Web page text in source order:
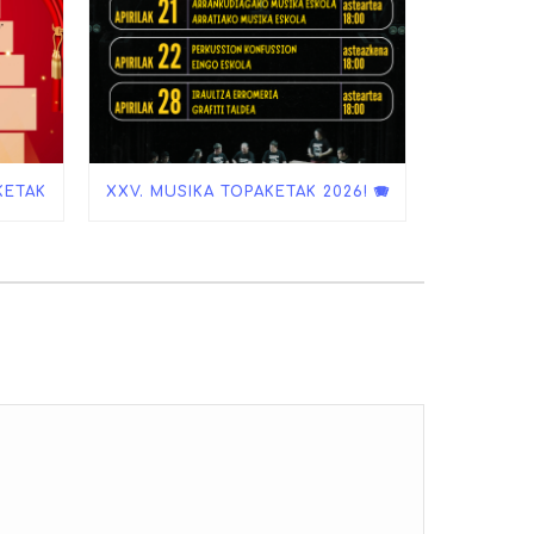
XXV. MUSIKA TOPAKETAK 2026! 🪗